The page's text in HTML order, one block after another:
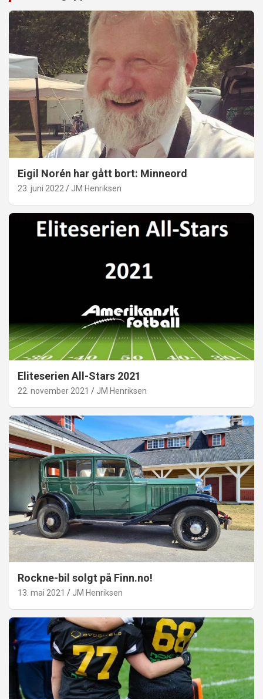
Eigil Norén har gått bort: Minneord
23. juni 2022 JM Henriksen
Eliteserien All-Stars 2021
22. november 2021 JM Henriksen
Rockne-bil solgt på Finn.no!
13. mai 2021 JM Henriksen